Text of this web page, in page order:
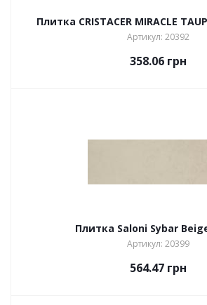
Плитка CRISTACER MIRACLE
Артикул: 20392
358.06грн
Плитка Saloni Sybar
Артикул: 20399
564.47грн